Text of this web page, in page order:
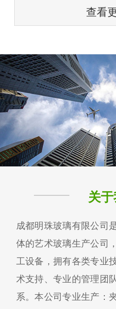
查看
关
成都明珠玻璃有限公司
体的艺术玻璃生产公司
工设备，拥有各类专业
术支持、专业的管理团
系。本公司专业生产：